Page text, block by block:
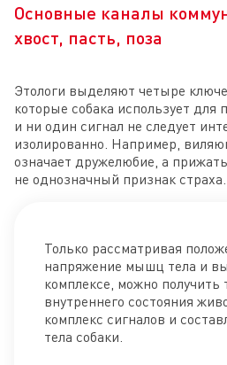
Основные каналы
хвост, пасть, поза
Этологи выделяют четыре
которые собака использует для
и ни один сигнал не следует
изолированно. Например,
означает дружелюбие, а
не однозначный признак страха.
Только рассматривая
напряжение мышц тела и
комплексе, можно получить
внутреннего состояния
комплекс сигналов и
тела собаки.